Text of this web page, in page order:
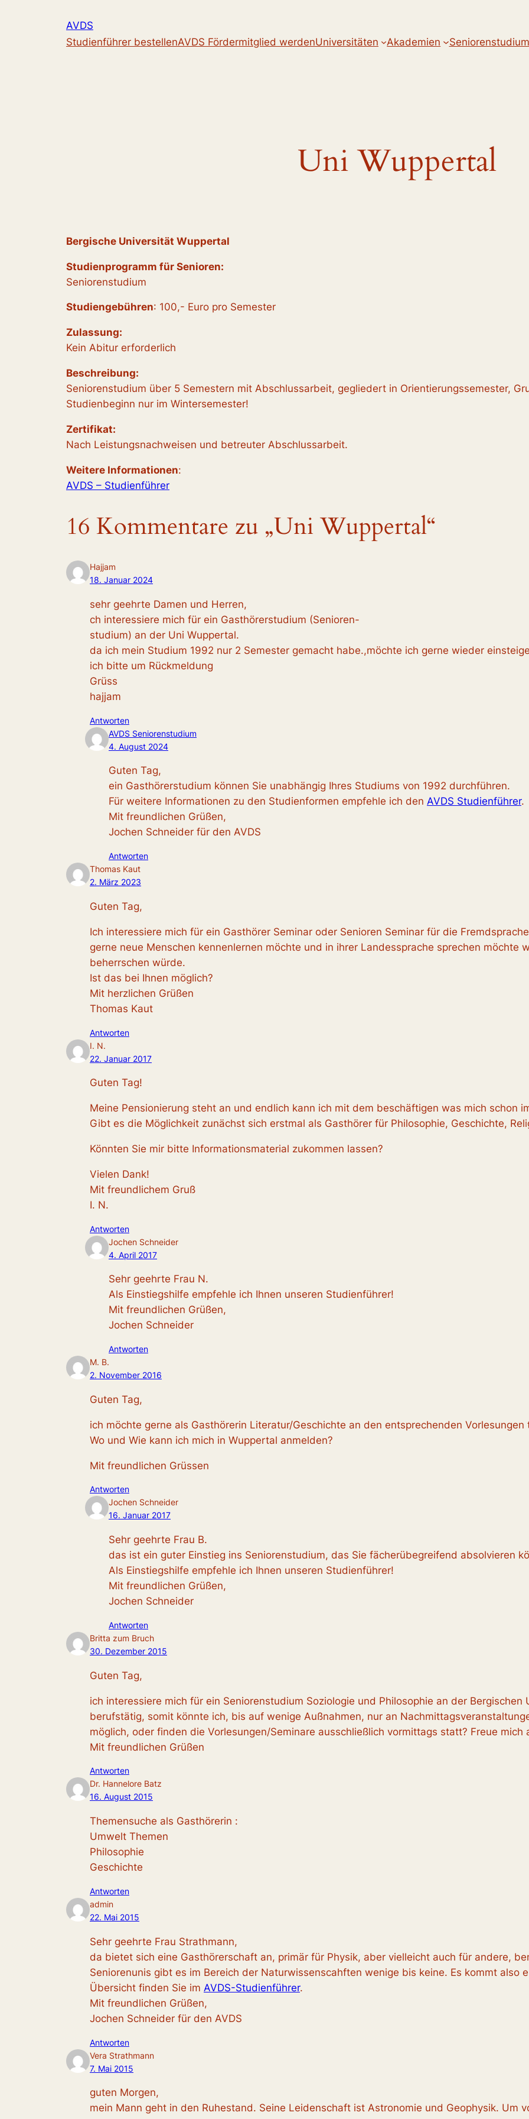
AVDS
Studienführer bestellenAVDS Fördermitglied werdenUniversitäten Akademien Seniorenstudium
Uni Wuppertal
Bergische Universität Wuppertal
Studienprogramm für Senioren:
Seniorenstudium
Studiengebühren: 100,- Euro pro Semester
Zulassung:
Kein Abitur erforderlich
Beschreibung:
Seniorenstudium über 5 Semestern mit Abschlussarbeit, gegliedert in Orientierungssemester,
Studienbeginn nur im Wintersemester!
Zertifikat:
Nach Leistungsnachweisen und betreuter Abschlussarbeit.
Weitere Informationen:
AVDS – Studienführer
16 Kommentare zu „Uni Wuppertal“
Hajjam
18. Januar 2024
sehr geehrte Damen und Herren,
ch interessiere mich für ein Gasthörerstudium (Senioren-
studium) an der Uni Wuppertal.
da ich mein Studium 1992 nur 2 Semester gemacht habe.,möchte ich gerne wieder
ich bitte um Rückmeldung
Grüss
hajjam
Antworten
AVDS Seniorenstudium
4. August 2024
Guten Tag,
ein Gasthörerstudium können Sie unabhängig Ihres Studiums von 1992 durchführen.
Für weitere Informationen zu den Studienformen empfehle ich den AVDS Studienführer.
Mit freundlichen Grüßen,
Jochen Schneider für den AVDS
Antworten
Thomas Kaut
2. März 2023
Guten Tag,
Ich interessiere mich für ein Gasthörer Seminar oder Senioren Seminar für die
gerne neue Menschen kennenlernen möchte und in ihrer Landessprache sprechen möchte
beherrschen würde.
Ist das bei Ihnen möglich?
Mit herzlichen Grüßen
Thomas Kaut
Antworten
I. N.
22. Januar 2017
Guten Tag!
Meine Pensionierung steht an und endlich kann ich mit dem beschäftigen was mich schon
Gibt es die Möglichkeit zunächst sich erstmal als Gasthörer für Philosophie, Geschichte,
Könnten Sie mir bitte Informationsmaterial zukommen lassen?
Vielen Dank!
Mit freundlichem Gruß
I. N.
Antworten
Jochen Schneider
4. April 2017
Sehr geehrte Frau N.
Als Einstiegshilfe empfehle ich Ihnen unseren Studienführer!
Mit freundlichen Grüßen,
Jochen Schneider
Antworten
M. B.
2. November 2016
Guten Tag,
ich möchte gerne als Gasthörerin Literatur/Geschichte an den entsprechenden Vorlesungen
Wo und Wie kann ich mich in Wuppertal anmelden?
Mit freundlichen Grüssen
Antworten
Jochen Schneider
16. Januar 2017
Sehr geehrte Frau B.
das ist ein guter Einstieg ins Seniorenstudium, das Sie fächerübegreifend absolvieren
Als Einstiegshilfe empfehle ich Ihnen unseren Studienführer!
Mit freundlichen Grüßen,
Jochen Schneider
Antworten
Britta zum Bruch
30. Dezember 2015
Guten Tag,
ich interessiere mich für ein Seniorenstudium Soziologie und Philosophie an der
berufstätig, somit könnte ich, bis auf wenige Außnahmen, nur an
möglich, oder finden die Vorlesungen/Seminare ausschließlich vormittags statt? Freue mich
Mit freundlichen Grüßen
Antworten
Dr. Hannelore Batz
16. August 2015
Themensuche als Gasthörerin :
Umwelt Themen
Philosophie
Geschichte
Antworten
admin
22. Mai 2015
Sehr geehrte Frau Strathmann,
da bietet sich eine Gasthörerschaft an, primär für Physik, aber vielleicht auch für andere,
Seniorenunis gibt es im Bereich der Naturwissenscahften wenige bis keine. Es kommt also
Übersicht finden Sie im AVDS-Studienführer.
Mit freundlichen Grüßen,
Jochen Schneider für den AVDS
Antworten
Vera Strathmann
7. Mai 2015
guten Morgen,
mein Mann geht in den Ruhestand. Seine Leidenschaft ist Astronomie und Geophysik. Um